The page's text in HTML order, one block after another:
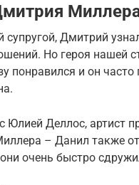
Дмитрий
Но героя нашей
и он часто
Юлией Деллос, артист
– Данил также
очень быстро